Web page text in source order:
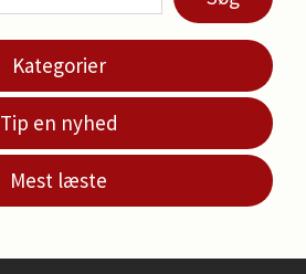
Kategorier
Tip en nyhed
Mest læste